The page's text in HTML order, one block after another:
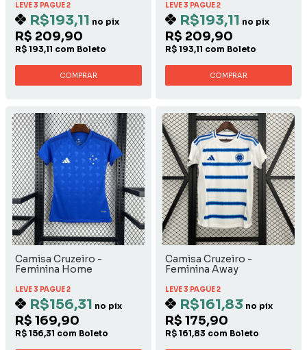
LEVE 3 PAGUE 2
R$193,11 no pix
R$ 209,90
R$ 193,11 com Boleto
COMPRAR
LEVE 3 PAGUE 2
R$193,11 no pix
R$ 209,90
R$ 193,11 com Boleto
COMPRAR
Camisa Cruzeiro -
Feminina Home
LEVE 3 PAGUE 2
R$156,31 no pix
R$ 169,90
R$ 156,31 com Boleto
Camisa Cruzeiro -
Feminina Away
LEVE 3 PAGUE 2
R$161,83 no pix
R$ 175,90
R$ 161,83 com Boleto